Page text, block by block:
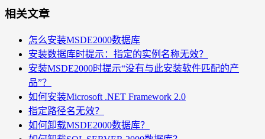
相关文章
怎么安装MSDE2000数据库
安装数据库时提示：指定的实例名称无效？
安装MSDE2000时提示“没有与此安装软件匹配的产
品”？
如何安装Microsoft .NET Framework 2.0
指定路径名无效？
如何卸载MSDE2000数据库？